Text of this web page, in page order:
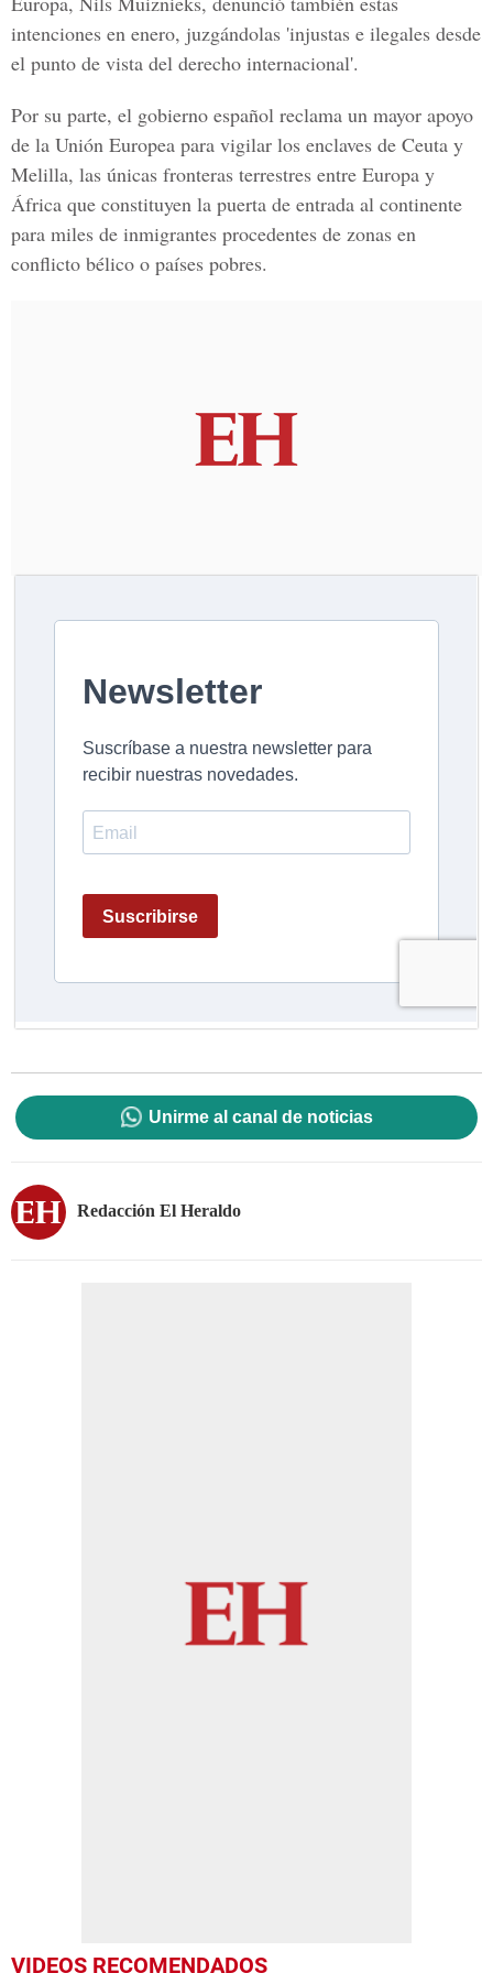
intenciones en enero, juzgándolas 'injustas e ilegales desde
el punto de vista del derecho internacional'.
Por su parte, el gobierno español reclama un mayor apoyo
de la Unión Europea para vigilar los enclaves de Ceuta y
Melilla, las únicas fronteras terrestres entre Europa y
África que constituyen la puerta de entrada al continente
para miles de inmigrantes procedentes de zonas en
conflicto bélico o países pobres.
Unirme al canal de noticias
Redacción El Heraldo
VIDEOS RECOMENDADOS